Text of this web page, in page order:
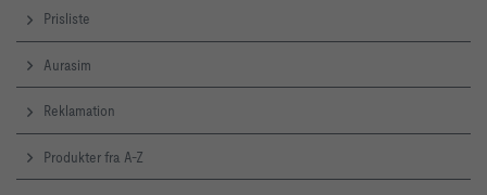
Prisliste
Aurasim
Reklamation
Produkter fra A-Z